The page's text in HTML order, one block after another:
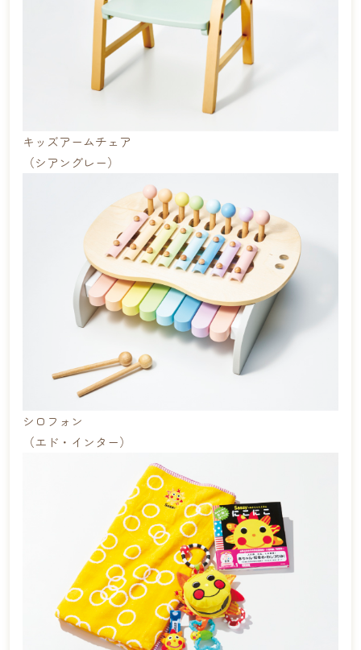
キッズアームチェア
（シアングレー）
シロフォン
（エド・インター）